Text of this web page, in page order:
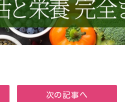
次の記事へ